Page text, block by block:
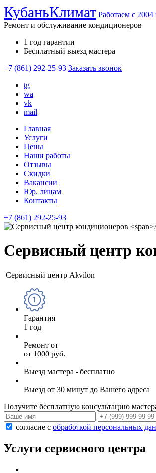
КубаньКлимат Работаем с 2004
Ремонт и обслуживание кондиционеров
1 год гарантии
Бесплатный выезд мастера
+7 (861) 292-25-93 Заказать звонок
tg
wa
vk
mail
Главная
Услуги
Цены
Наши работы
Отзывы
Скидки
Вакансии
Юр. лицам
Контакты
+7 (861) 292-25-93
Сервисный центр
Сервисный центр Akvilon
Гарантия
1 год
Ремонт от
от 1000 руб.
Выезд мастера - бесплатно
Выезд от 30 минут до Вашего адреса
Получите бесплатную консультацию
согласие с обработкой персональных
Услуги сервисного центра